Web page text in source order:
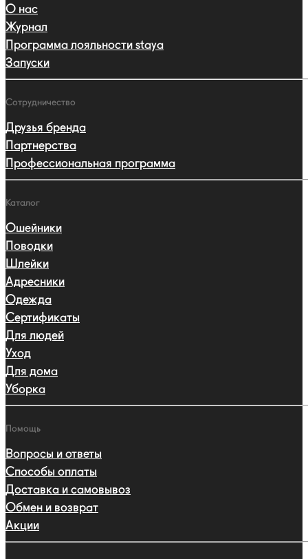
О нас
Журнал
Программа лояльности staya
Запуски
Сотрудничество
Друзья бренда
Партнерства
Профессиональная программа
Каталог
Ошейники
Поводки
Шлейки
Адресники
Одежда
Сертификаты
Для людей
Уход
Для дома
Уборка
Помощь
Вопросы и ответы
Способы оплаты
Доставка и самовывоз
Обмен и возврат
Акции